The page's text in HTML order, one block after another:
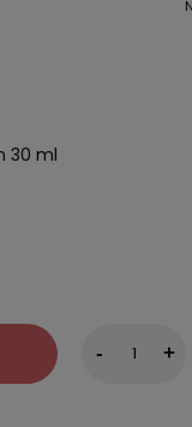
30 ml
- +